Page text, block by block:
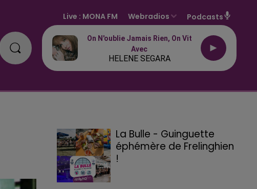
Live : MONA FM Webradios Podcasts
On N'oublie Jamais Rien, On Vit
Avec
HELENE SEGARA
La Bulle - Guinguette
éphémère de Frelinghien
!